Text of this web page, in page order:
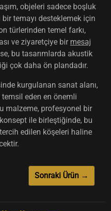
objeleri sadece boşluk
temayı desteklemek için
türlerinden temel farkı,
ve ziyaretçiye bir mesaj
bu tasarımlarda akustik
çok daha ön plandadır.
kurgulanan sanat alanı,
eden en önemli
malzeme, profesyonel bir
ile birleştiğinde, bu
edilen köşeleri haline
Sonraki Ürün →